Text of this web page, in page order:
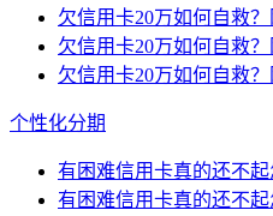
欠信用卡20万如何自救
欠信用卡20万如何自救
欠信用卡20万如何自救
个性化分期
有困难信用卡真的还不
有困难信用卡真的还不